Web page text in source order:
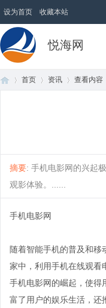
设为首页 收藏本站
悦海网
首页 资讯 查看内容
摘要: 手机电影网的兴起
观影体验。......
手机电影网
随着智能手机的普及和移
家中，利用手机在线观看
手机电影网的崛起，使得
富了用户的娱乐生活，还